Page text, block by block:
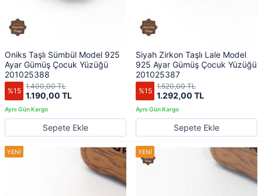
Oniks Taşlı Sümbül Model 925
Ayar Gümüş Çocuk Yüzüğü
201025388
%15 1.190,00 TL
1.400,00 TL
Sepete Ekle
Siyah Zirkon Taşlı Lale Model
925 Ayar Gümüş Çocuk Yüzüğü
201025387
%15 1.292,00 TL
1.520,00 TL
Sepete Ekle